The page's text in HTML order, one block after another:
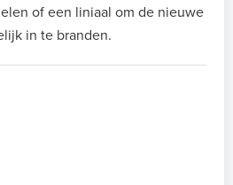
of een liniaal om de nieuwe
in te branden.